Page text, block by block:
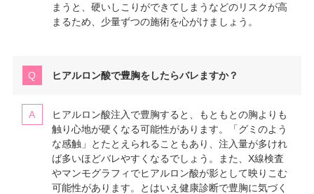
まうと、硬いしこりができてしまうなどのリスクが高
まるため、少量ずつの施術を心がけましょう。
ヒアルロン酸で豊胸をしたらバレますか？
ヒアルロン酸注入で豊胸すると、もともとの胸よりも
触り心地が硬くなる可能性があります。「グミのよう
な感触」とたとえられることもあり、注入量が多けれ
ば多いほどバレやすくなるでしょう。また、X線検査
やマンモグラフィでヒアルロン酸が影として映りこむ
可能性があります。とはいえ健康診断で豊胸に気づく